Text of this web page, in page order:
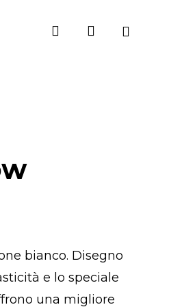
bianco. Disegno
e lo speciale
una migliore